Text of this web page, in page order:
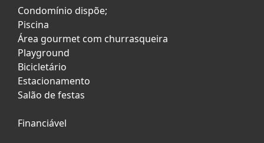
Condomínio dispõe;
Piscina
Área gourmet com churrasqueira
Playground
Bicicletário
Estacionamento
Salão de festas
Financiável